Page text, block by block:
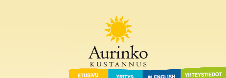
navigointiin
Aurinko Kustannus
Etusivu Yritys In English Yhteystiedot